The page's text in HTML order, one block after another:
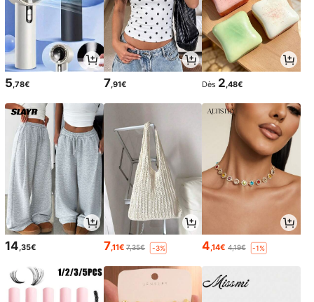
5,78€ 7,91€ Dès 2,48€
14,35€ 7,11€ 7,35€ -3% 4,14€ 4,19€ -1%